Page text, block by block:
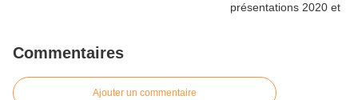
Commentaires
Ajouter un commentaire